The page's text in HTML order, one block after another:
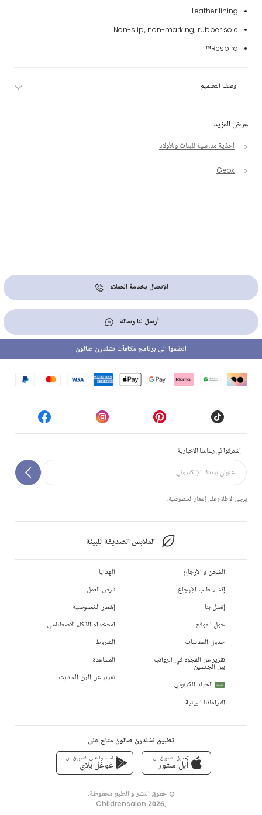
عرض المزيد
أحذية مدرسية للبنات وللأولاد
Geox
Leather lining
Non-slip, non-marking, rubber sole
Respira™
وصف التصميم
الإتصال بخدمة العملاء
أرسل لنا رسالة
إشتركوا في رسالتنا الإخبارية
يرجى الاطلاع على إشعار الخصوصية.
الملابس الصديقة للبيئة
انضموا إلى برنامج مكافآت تشلدرن صالون
الشحن و الأرجاع
إنشاء طلب الإرجاع
إتصل بنا
حول الموقع
جدول المقاسات
تقرير عن الفجوة في الرواتب
بين الجنسين
جديد
الحياد الكربوني
التزاماتنا البيئية
الهدايا
فرص العمل
إشعار الخصوصية
استخدام الذكاء الاصطناعي
الشروط
المساعدة
تقرير عن الرق الحديث
تطبيق تشلدرن صالون متاح على
تحميل التطبيق من
أبل ستور
احصلوا على التطبيق من
غوغل بلاي
© حقوق النشر و الطبع محفوظة،
,
Childrensalon 2026